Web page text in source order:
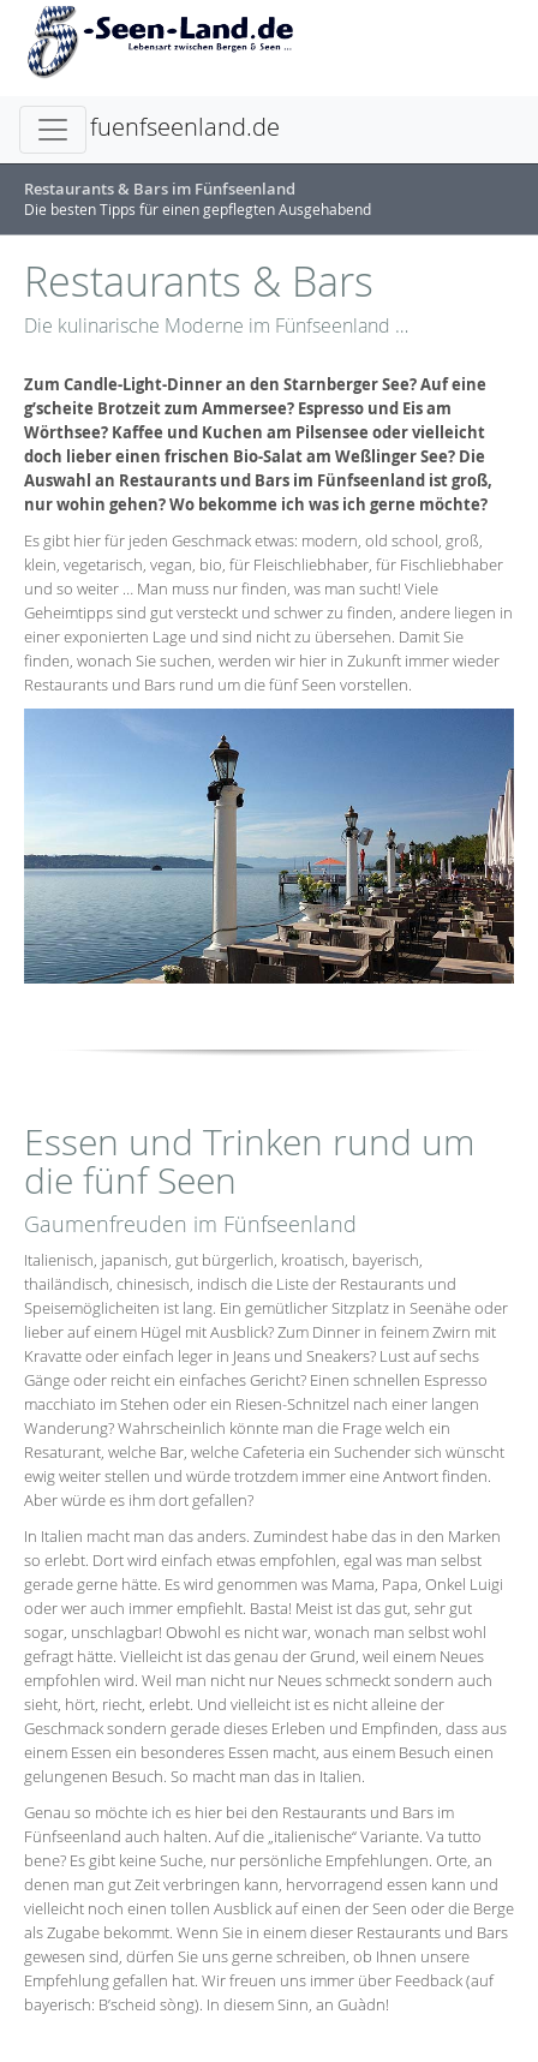
fuenfseenland.de
Restaurants & Bars im Fünfseenland
Die besten Tipps für einen gepflegten Ausgehabend
Restaurants & Bars
Die kulinarische Moderne im Fünfseenland …
Zum Candle-Light-Dinner an den Starnberger See? Auf eine
g’scheite Brotzeit zum Ammersee? Espresso und Eis am
Wörthsee? Kaffee und Kuchen am Pilsensee oder vielleicht
doch lieber einen frischen Bio-Salat am Weßlinger See? Die
Auswahl an Restaurants und Bars im Fünfseenland ist groß,
nur wohin gehen? Wo bekomme ich was ich gerne möchte?
Es gibt hier für jeden Geschmack etwas: modern, old school, groß,
klein, vegetarisch, vegan, bio, für Fleischliebhaber, für Fischliebhaber
und so weiter … Man muss nur finden, was man sucht! Viele
Geheimtipps sind gut versteckt und schwer zu finden, andere liegen in
einer exponierten Lage und sind nicht zu übersehen. Damit Sie
finden, wonach Sie suchen, werden wir hier in Zukunft immer wieder
Restaurants und Bars rund um die fünf Seen vorstellen.
Essen und Trinken rund um
die fünf Seen
Gaumenfreuden im Fünfseenland
Italienisch, japanisch, gut bürgerlich, kroatisch, bayerisch,
thailändisch, chinesisch, indisch die Liste der Restaurants und
Speisemöglicheiten ist lang. Ein gemütlicher Sitzplatz in Seenähe oder
lieber auf einem Hügel mit Ausblick? Zum Dinner in feinem Zwirn mit
Kravatte oder einfach leger in Jeans und Sneakers? Lust auf sechs
Gänge oder reicht ein einfaches Gericht? Einen schnellen Espresso
macchiato im Stehen oder ein Riesen-Schnitzel nach einer langen
Wanderung? Wahrscheinlich könnte man die Frage welch ein
Resaturant, welche Bar, welche Ca­fete­ria ein Suchender sich wünscht
ewig weiter stellen und würde trotzdem immer eine Antwort finden.
Aber würde es ihm dort gefallen?
In Italien macht man das anders. Zumindest habe das in den Marken
so erlebt. Dort wird einfach etwas empfohlen, egal was man selbst
gerade gerne hätte. Es wird genommen was Mama, Papa, Onkel Luigi
oder wer auch immer empfiehlt. Basta! Meist ist das gut, sehr gut
sogar, unschlagbar! Obwohl es nicht war, wonach man selbst wohl
gefragt hätte. Vielleicht ist das genau der Grund, weil einem Neues
empfohlen wird. Weil man nicht nur Neues schmeckt sondern auch
sieht, hört, riecht, erlebt. Und vielleicht ist es nicht alleine der
Geschmack sondern gerade dieses Erleben und Empfinden, dass aus
einem Essen ein besonderes Essen macht, aus einem Besuch einen
gelungenen Besuch. So macht man das in Italien.
Genau so möchte ich es hier bei den Restaurants und Bars im
Fünfseenland auch halten. Auf die „italienische“ Variante. Va tutto
bene? Es gibt keine Suche, nur persönliche Empfehlungen. Orte, an
denen man gut Zeit verbringen kann, hervorragend essen kann und
vielleicht noch einen tollen Ausblick auf einen der Seen oder die Berge
als Zugabe bekommt. Wenn Sie in einem dieser Restaurants und Bars
gewesen sind, dürfen Sie uns gerne schreiben, ob Ihnen unsere
Empfehlung gefallen hat. Wir freuen uns immer über Feedback (auf
bayerisch: B’scheid sòng). In diesem Sinn, an Guàdn!